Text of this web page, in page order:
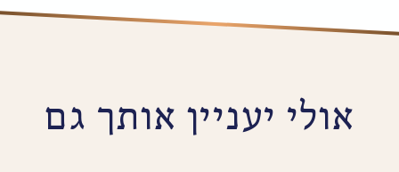
אולי יעניין אותך גם